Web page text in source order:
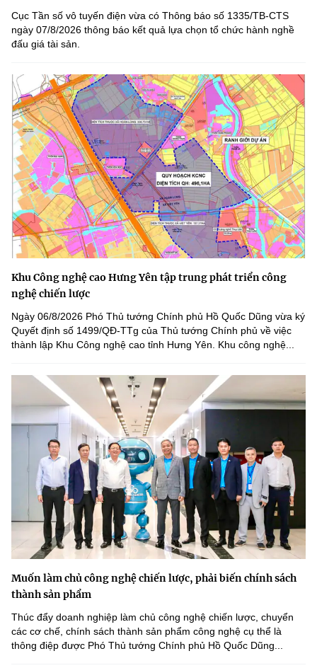
Cục Tần số vô tuyến điện vừa có Thông báo số 1335/TB-CTS
ngày 07/8/2026 thông báo kết quả lựa chọn tổ chức hành nghề
đấu giá tài sản.
Khu Công nghệ cao Hưng Yên tập trung phát triển công
nghệ chiến lược
Ngày 06/8/2026 Phó Thủ tướng Chính phủ Hồ Quốc Dũng vừa ký
Quyết định số 1499/QĐ-TTg của Thủ tướng Chính phủ về việc
thành lập Khu Công nghệ cao tỉnh Hưng Yên. Khu công nghệ...
Muốn làm chủ công nghệ chiến lược, phải biến chính sách
thành sản phẩm
Thúc đẩy doanh nghiệp làm chủ công nghệ chiến lược, chuyển
các cơ chế, chính sách thành sản phẩm công nghệ cụ thể là
thông điệp được Phó Thủ tướng Chính phủ Hồ Quốc Dũng...